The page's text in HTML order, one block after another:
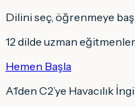
Dilini seç, öğrenmeye
12 dilde uzman
Hemen Başla
A1’den C2’ye Havacılık